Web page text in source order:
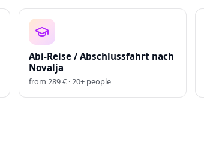
Abi-Reise / Abschlussfahrt nach
Novalja
from 289€ ·20+ people